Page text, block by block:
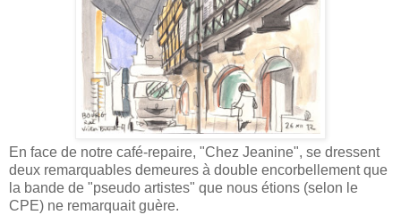
En face de notre café-repaire, "Chez Jeanine", se dressent
deux remarquables demeures à double encorbellement que
la bande de "pseudo artistes" que nous étions (selon le
CPE) ne remarquait guère.